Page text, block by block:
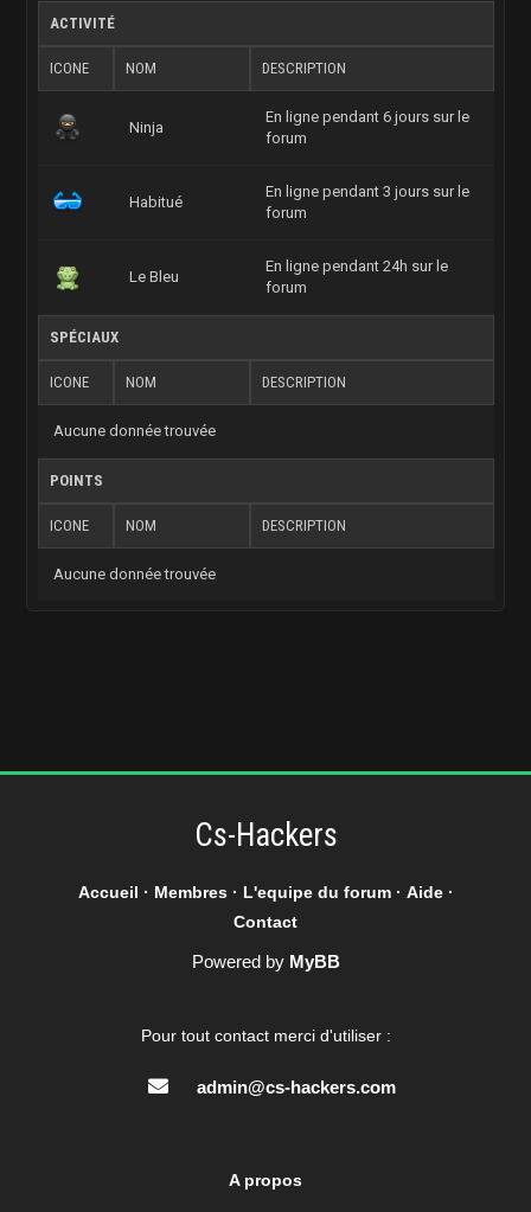
ACTIVITÉ
ICONE NOM DESCRIPTION
Ninja
En ligne pendant 6 jours sur le
forum
Habitué
En ligne pendant 3 jours sur le
forum
Le Bleu
En ligne pendant 24h sur le
forum
SPÉCIAUX
ICONE NOM DESCRIPTION
Aucune donnée trouvée
POINTS
ICONE NOM DESCRIPTION
Aucune donnée trouvée
Cs-Hackers
Accueil · Membres· L'equipe du forum· Aide·
Contact
Powered by MyBB
Pour tout contact merci d'utiliser :
admin@cs-hackers.com
A propos